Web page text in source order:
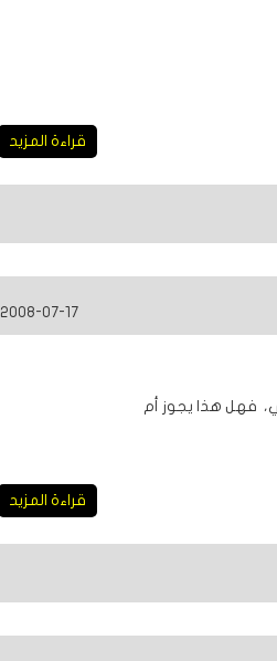
قراءة المزيد
2008-07-17 00:00:00
فهل هذا يجوز أم
قراءة المزيد